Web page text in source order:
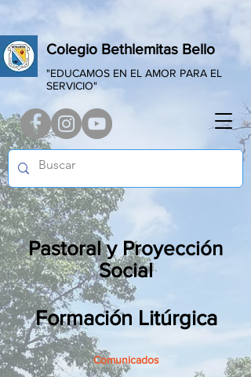
Colegio Bethlemitas Bello
"EDUCAMOS EN EL AMOR PARA EL
SERVICIO"
Pastoral y Proyección
Social
Formación Litúrgica
Comunicados